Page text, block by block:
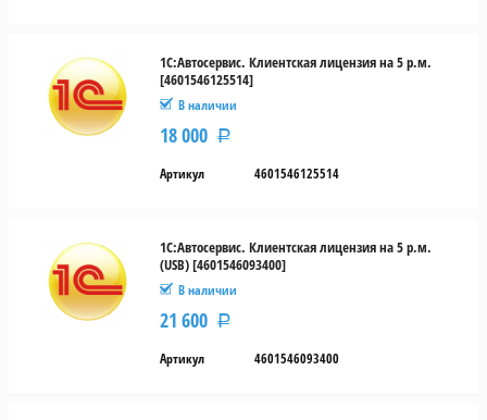
1С:Автосервис. Клиентская лицензия на 5 р.м.
[4601546125514]
В наличии
18 000 Р
Артикул 4601546125514
1С:Автосервис. Клиентская лицензия на 5 р.м.
(USB) [4601546093400]
В наличии
21 600 Р
Артикул 4601546093400